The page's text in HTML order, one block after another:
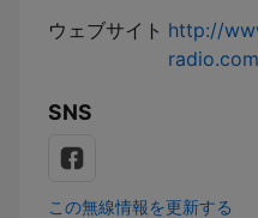
ウェブサイト http://
SNS
この無線情報を更新する